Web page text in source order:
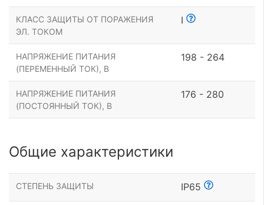
КЛАСС ЗАЩИТЫ ОТ ПОРАЖЕНИЯ
ЭЛ. ТОКОМ
I
НАПРЯЖЕНИЕ ПИТАНИЯ
(ПЕРЕМЕННЫЙ ТОК), В
198 - 264
НАПРЯЖЕНИЕ ПИТАНИЯ
(ПОСТОЯННЫЙ ТОК), В
176 - 280
Общие характеристики
СТЕПЕНЬ ЗАЩИТЫ IP65